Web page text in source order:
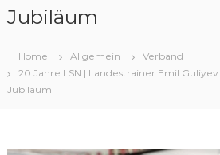
m
e
r
Jubiläum
Home Allgemein
Verband
20 Jahre LSN | Landestrainer Emil
Jubiläum